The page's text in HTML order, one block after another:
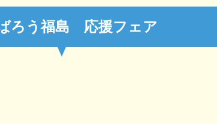
ろう福島 応援フェア